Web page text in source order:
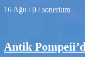
16 Ağu / 0 / sonerium
Antik